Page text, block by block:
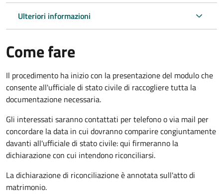
Ulteriori informazioni
Come fare
Il procedimento ha inizio con la presentazione del modulo che
consente all'ufficiale di stato civile di raccogliere tutta la
documentazione necessaria.
Gli interessati saranno contattati per telefono o via mail per
concordare la data in cui dovranno comparire congiuntamente
davanti all'ufficiale di stato civile: qui firmeranno la
dichiarazione con cui intendono riconciliarsi.
La dichiarazione di riconciliazione è annotata sull'atto di
matrimonio.